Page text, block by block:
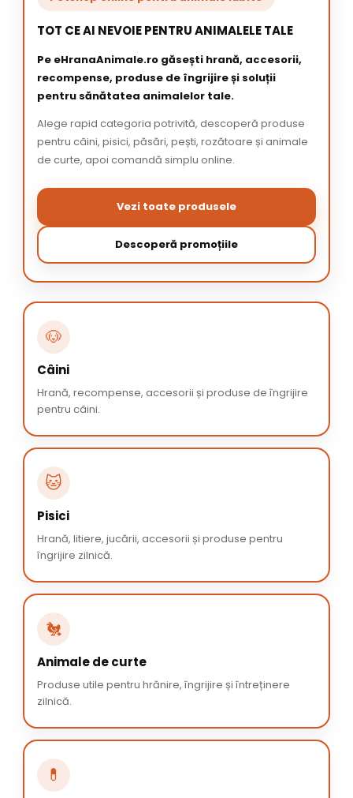
TOT CE AI NEVOIE PENTRU ANIMALELE TALE
Pe eHranaAnimale.ro găsești hrană, accesorii,
recompense, produse de îngrijire și soluții
pentru sănătatea animalelor tale.
Alege rapid categoria potrivită, descoperă produse
pentru câini, pisici, păsări, pești, rozătoare și animale
de curte, apoi comandă simplu online.
Vezi toate produsele
Descoperă promoțiile
🐶
Câini
Hrană, recompense, accesorii și produse de îngrijire
pentru câini.
🐱
Pisici
Hrană, litiere, jucării, accesorii și produse pentru
îngrijire zilnică.
🐔
Animale de curte
Produse utile pentru hrănire, îngrijire și întreținere
zilnică.
💊